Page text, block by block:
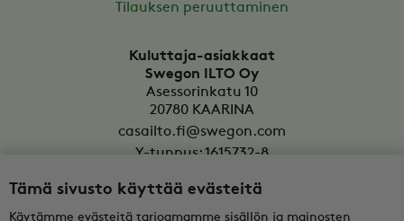
Tilauksen peruuttaminen
Kuluttaja-asiakkaat
Swegon ILTO Oy
Asessorinkatu 10
20780 KAARINA
casailto.fi@swegon.com
Y-tunnus: 1615732-8
Yritysasiakkaat
Oy Swegon Ab
Tämä sivusto käyttää evästeitä
Käytämme evästeitä tarjoamamme sisällön ja mainosten